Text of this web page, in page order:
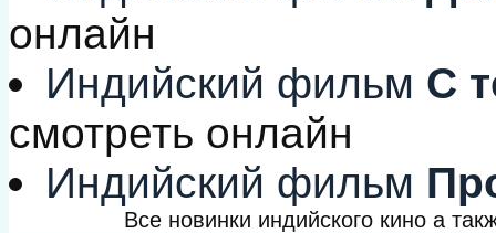
онлайн
Индийский фильм С
смотреть онлайн
Индийский фильм
Все новинки индийского кино а